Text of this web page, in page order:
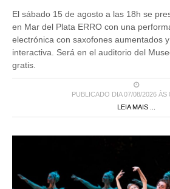
El sábado 15 de agosto a las 18h se
en Mar del Plata ERRO con una
electrónica con saxofones aumentados
interactiva. Será en el auditorio del
gratis.
PUBLICADO DIA 07/08/2026 ÀS
LEIA MAIS ...